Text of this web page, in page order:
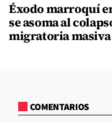
Éxodo marroquí
se asoma al
migratoria masiva
COMENTARIOS